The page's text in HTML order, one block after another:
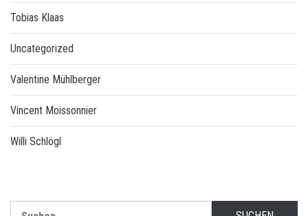
Tobias Klaas
Uncategorized
Valentine Mühlberger
Vincent Moissonnier
Willi Schlögl